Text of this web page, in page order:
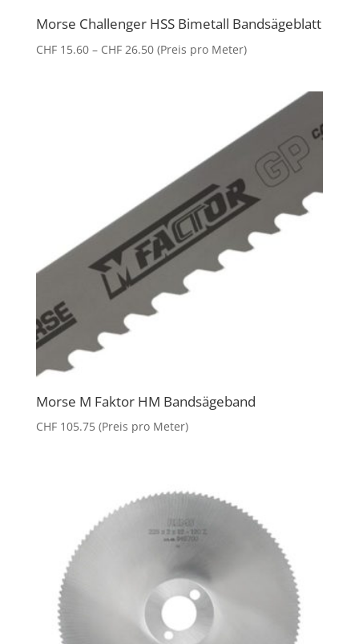
Morse Challenger HSS Bimetall Bandsägeblatt
CHF15.60 – CHF26.50Preisspanne:
(Preis pro Meter)
Morse M Faktor HM Bandsägeband
CHF105.75(Preis pro Meter)